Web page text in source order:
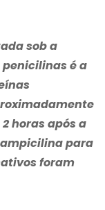
sob a
é a
horas após a
para
foram